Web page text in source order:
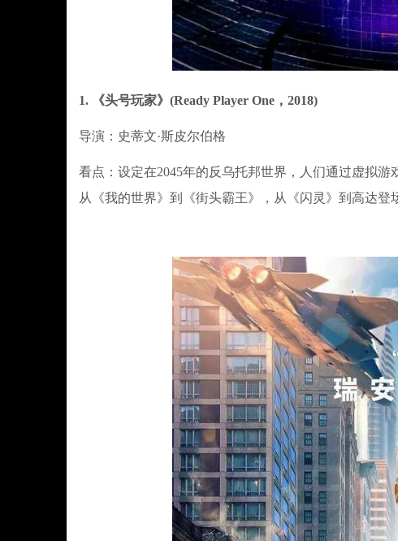
1. 《头号玩家》(Ready Player One，2018)
导演：史蒂文·斯皮尔伯格
看点：设定在2045年的反乌托邦世界，人们通过虚拟游
从《我的世界》到《街头霸王》，从《闪灵》到高达登